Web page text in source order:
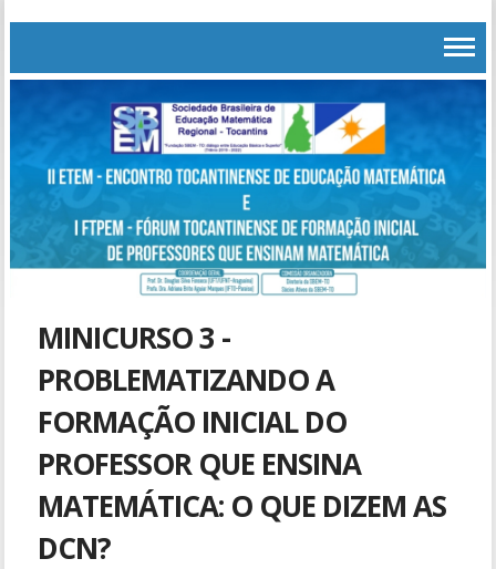
MINICURSO 3 -
PROBLEMATIZANDO A
FORMAÇÃO INICIAL DO
PROFESSOR QUE ENSINA
MATEMÁTICA: O QUE DIZEM AS
DCN?